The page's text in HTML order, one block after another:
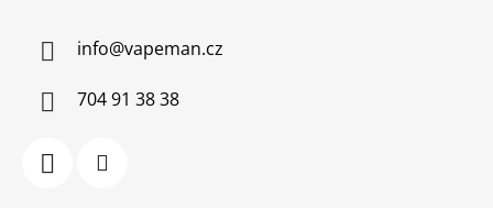
info@vapeman.cz
704 91 38 38